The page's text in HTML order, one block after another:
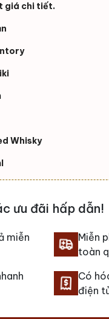
giá chi tiết.
Whisky
ưu đãi hấp dẫn!
miễn
Miễn
toàn
Có
điện